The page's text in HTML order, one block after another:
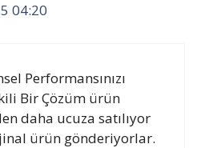
04:20
Performansınızı
Bir Çözüm ürün
daha ucuza satılıyor
ürün gönderiyorlar.